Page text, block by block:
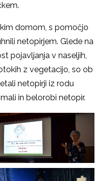
domom, s pomočjo
netopirjem. Glede na
pojavljanja v naseljih,
z vegetacijo, so ob
netopirji iz rodu
in belorobi netopir.